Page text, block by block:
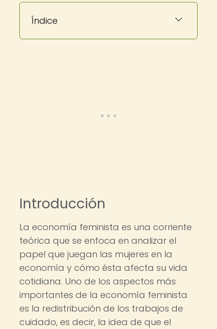
Índice
Introducción
La economía feminista es una corriente
teórica que se enfoca en analizar el
papel que juegan las mujeres en la
economía y cómo ésta afecta su vida
cotidiana. Uno de los aspectos más
importantes de la economía feminista
es la redistribución de los trabajos de
cuidado, es decir, la idea de que el